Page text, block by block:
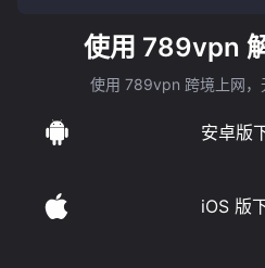
使用 789vpn
使用 789vpn 跨境上网，
安卓版
iOS 版